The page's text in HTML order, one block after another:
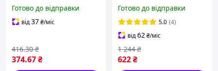
Tolsen 15282 для
сантехніки та
Готово до відправки
від37₴/міс
374.67₴
416.30 ₴
розширений із тонкими
губками сталь 155 мм 0-41
мм
Готово до відправки
5.0 (4)
від62₴/міс
622₴
1 244 ₴